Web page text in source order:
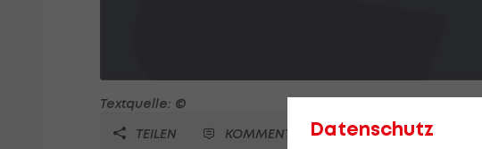
Textquelle: ©
TEILEN
KOMMENTAREDatenschutz